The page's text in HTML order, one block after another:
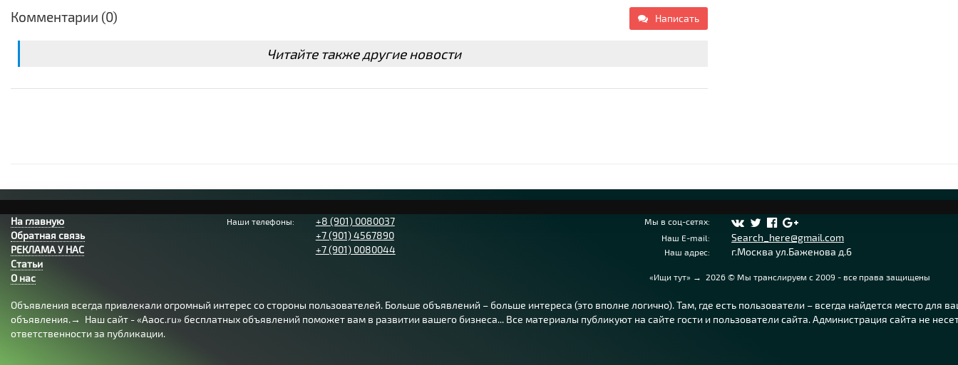
Комментарии (0) Написать
Читайте также другие новости
На главную
Обратная связь
РЕКЛАМА У НАС
Статьи
О нас
Наши телефоны:
+8 (901) 0080037
+7 (901) 4567890
+7 (901) 0080044
Мы в соц-сетях:
Наш E-mail:
Search_here@gmail.com
Наш адрес: г.Москва ул.Баженова д.6
«Ищи тут» →2026 © Мы транслируем с 2009 - все права защищены
Объявления всегда привлекали огромный интерес со стороны пользователей. Больше объявлений – больше интереса (это вполне логично). Там, где есть пользователи – всегда найдется место для
объявления.→ Наш сайт - «Aaoc.ru» бесплатных объявлений поможет вам в развитии вашего бизнеса... Все материалы публикуют на сайте гости и пользователи сайта. Администрация сайта не
ответственности за публикации.